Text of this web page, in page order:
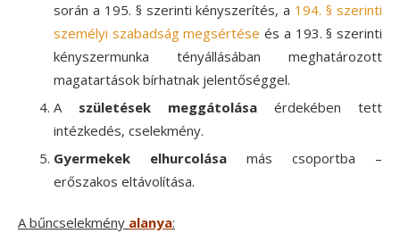
során a 195. § szerinti kényszerítés, a 194. § szerinti
személyi szabadság megsértése és a 193. § szerinti
kényszermunka tényállásában meghatározott
magatartások bírhatnak jelentőséggel.
A születések meggátolása érdekében tett
intézkedés, cselekmény.
Gyermekek elhurcolása más csoportba –
erőszakos eltávolítása.
A bűncselekmény alanya: